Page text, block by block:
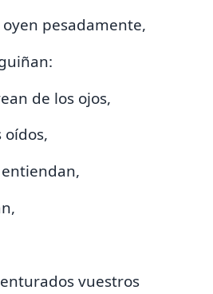
pesadamente,
de los ojos,
oídos,
vuestros